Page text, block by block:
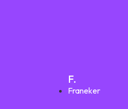
F.
Franeker